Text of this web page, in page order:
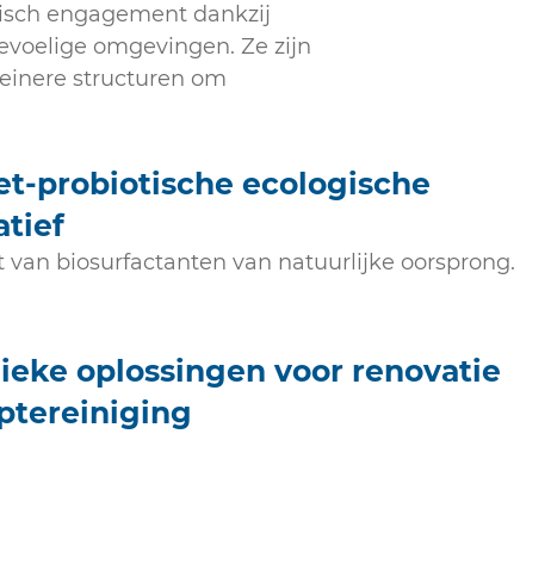
engagement dankzij
omgevingen. Ze zijn
structuren om
probiotische ecologische
van biosurfactanten van natuurlijke oorsprong.
oplossingen voor renovatie